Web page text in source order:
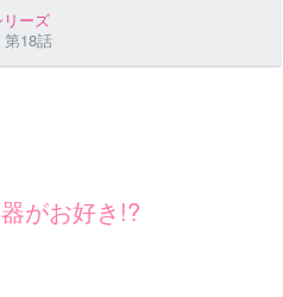
ーズ
18話
がお好き!?